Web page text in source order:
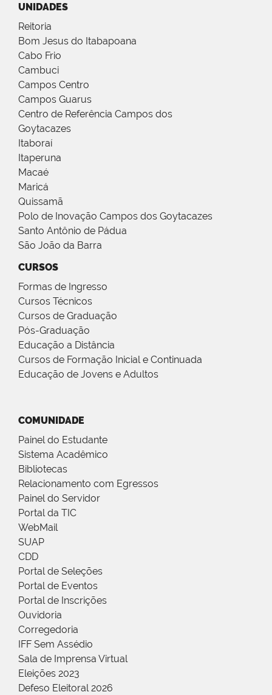
UNIDADES
Reitoria
Bom Jesus do Itabapoana
Cabo Frio
Cambuci
Campos Centro
Campos Guarus
Centro de Referência Campos dos
Goytacazes
Itaboraí
Itaperuna
Macaé
Maricá
Quissamã
Polo de Inovação Campos dos Goytacazes
Santo Antônio de Pádua
São João da Barra
CURSOS
Formas de Ingresso
Cursos Técnicos
Cursos de Graduação
Pós-Graduação
Educação a Distância
Cursos de Formação Inicial e Continuada
Educação de Jovens e Adultos
COMUNIDADE
Painel do Estudante
Sistema Acadêmico
Bibliotecas
Relacionamento com Egressos
Painel do Servidor
Portal da TIC
WebMail
SUAP
CDD
Portal de Seleções
Portal de Eventos
Portal de Inscrições
Ouvidoria
Corregedoria
IFF Sem Assédio
Sala de Imprensa Virtual
Eleições 2023
Defeso Eleitoral 2026